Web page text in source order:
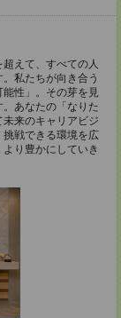
えて、すべての人
私たちが向き合う
性」。その芽を見
あなたの「なりた
来のキャリアビジ
挑戦できる環境を広
り豊かにしていき